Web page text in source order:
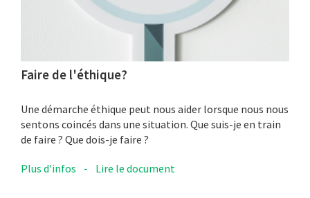
Faire de l'éthique?
Une démarche éthique peut nous aider lorsque nous nous
sentons coincés dans une situation. Que suis-je en train
de faire ? Que dois-je faire ?
Plus d'infos - Lire le document